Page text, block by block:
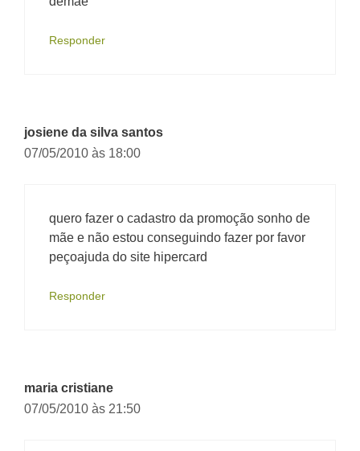
Responder
josiene da silva santos
07/05/2010 às 18:00
quero fazer o cadastro da promoção sonho de
mãe e não estou conseguindo fazer por favor
peçoajuda do site hipercard
Responder
maria cristiane
07/05/2010 às 21:50